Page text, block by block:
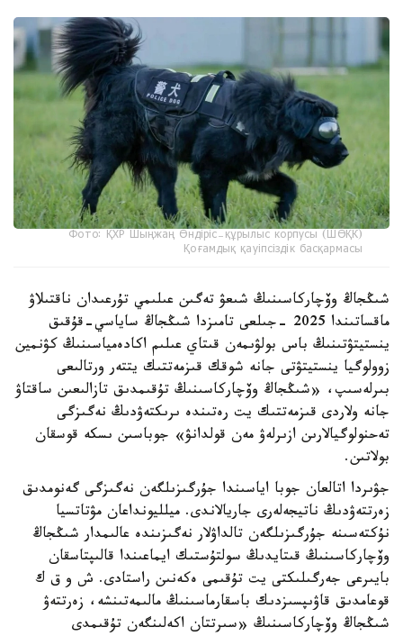
Фото: ҚХР Шыңжаң Өндіріс-құрылыс корпусы (ШӨҚК)
Қоғамдық қауіпсіздік басқармасы
شىڭجاڭ وۆچاركاسىنىڭ شىعۋ تەگىن عىلىمي تۇرعىدان ناقتىلاۋ
ماقساتىندا 2025 -جىلعى تامىزدا شىڭجاڭ ساياسي-قۇقىق
ينستيتۋتىنىڭ باس بولۋىمەن قىتاي عىلىم اكادەمياسىنىڭ كۋنمين
زوولوگيا ينستيتۋتى جانە شوقك قىزمەتتىك يتتەر ورتالىعى
بىرلەسىپ، «شىڭجاڭ وۆچاركاسىنىڭ تۇقىمدىق تازالىعىن ساقتاۋ
جانە ولاردى قىزمەتتىك يت رەتىندە ىرىكتەۋدىڭ نەگىزگى
تەحنولوگيالارىن ازىرلەۋ مەن قولدانۋ» جوباسىن ىسكە قوسقان
بولاتىن.
جۋىردا اتالعان جوبا اياسىندا جۇرگىزىلگەن نەگىزگى گەنومدىق
زەرتتەۋدىڭ ناتيجەلەرى جاريالاندى. ميلليونداعان مۋتاتسيا
نۇكتەسىنە جۇرگىزىلگەن تالداۋلار نەگىزىندە عالىمدار شىڭجاڭ
وۆچاركاسىنىڭ قىتايدىڭ سولتۇستىك ايماعىندا قالىپتاسقان
بايىرعى جەرگىلىكتى يت تۇقىمى ەكەنىن راستادى. ش و ق ك
قوعامدىق قاۋىپسىزدىك باسقارماسىنىڭ مالىمەتىنشە، زەرتتەۋ
شىڭجاڭ وۆچاركاسىنىڭ «سىرتتان اكەلىنگەن تۇقىمدى